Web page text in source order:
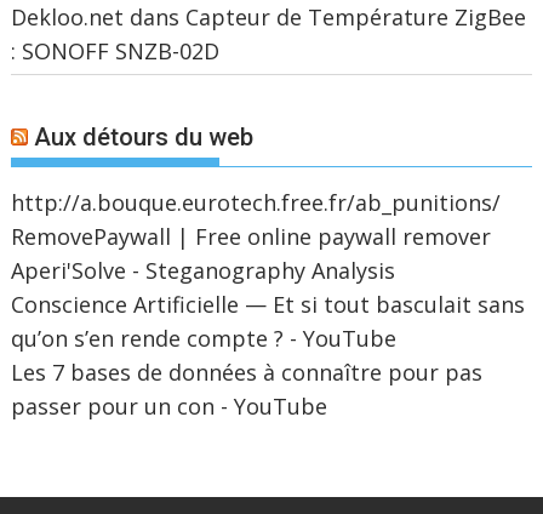
Dekloo.net dans Capteur de Température ZigBee
: SONOFF SNZB-02D
Aux détours du web
http://a.bouque.eurotech.free.fr/ab_punitions/
RemovePaywall | Free online paywall remover
Aperi'Solve - Steganography Analysis
Conscience Artificielle — Et si tout basculait sans
qu’on s’en rende compte ? - YouTube
Les 7 bases de données à connaître pour pas
passer pour un con - YouTube